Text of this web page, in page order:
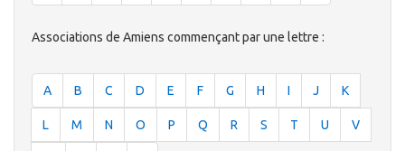
Associations de Amiens commençant par une lettre :
A B C D E F G H I J K
L M N O P Q R S T U V